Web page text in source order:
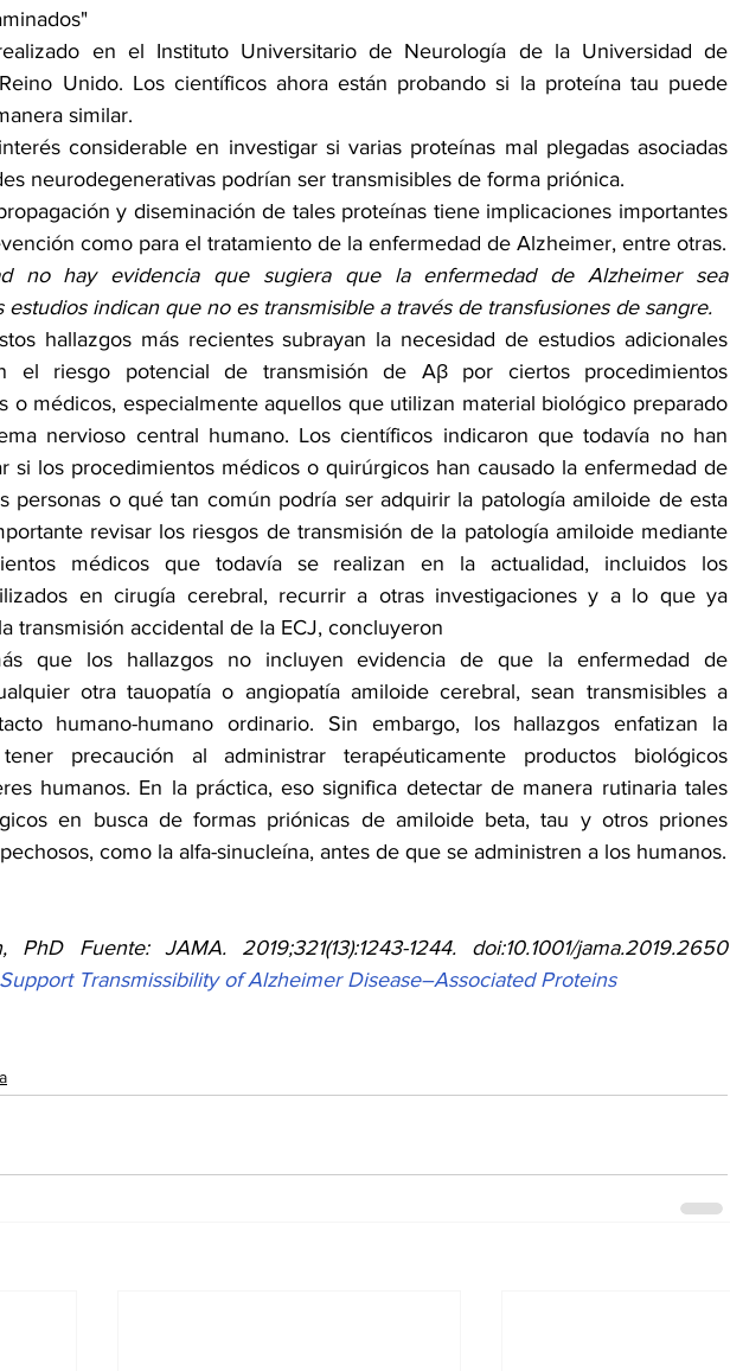
en el Instituto Universitario de Neurología de la Universidad de
Unido. Los científicos ahora están probando si la proteína tau puede
similar.
considerable en investigar si varias proteínas mal plegadas asociadas
neurodegenerativas podrían ser transmisibles de forma priónica.
y diseminación de tales proteínas tiene implicaciones importantes
como para el tratamiento de la enfermedad de Alzheimer, entre otras.
no hay evidencia que sugiera que la enfermedad de Alzheimer sea
estudios indican que no es transmisible a través de transfusiones de sangre.
hallazgos más recientes subrayan la necesidad de estudios adicionales
el riesgo potencial de transmisión de Aβ por ciertos procedimientos
o médicos, especialmente aquellos que utilizan material biológico preparado
nervioso central humano. Los científicos indicaron que todavía no han
si los procedimientos médicos o quirúrgicos han causado la enfermedad de
personas o qué tan común podría ser adquirir la patología amiloide de esta
revisar los riesgos de transmisión de la patología amiloide mediante
médicos que todavía se realizan en la actualidad, incluidos los
en cirugía cerebral, recurrir a otras investigaciones y a lo que ya
transmisión accidental de la ECJ, concluyeron
que los hallazgos
no incluyen evidencia de que la enfermedad de
otra tauopatía o angiopatía amiloide cerebral, sean transmisibles a
humano-humano ordinario. Sin embargo, los hallazgos enfatizan la
precaución al administrar terapéuticamente productos biológicos
humanos. En la práctica, eso significa detectar de manera rutinaria tales
en busca de formas priónicas de amiloide beta, tau y otros priones
como la alfa-sinucleína, antes de que se administren a los humanos.
Tracy Hampton, PhD Fuente: JAMA. 2019;321(13):1243-1244. doi:10.1001/jama.2019.2650
Transmissibility of Alzheimer Disease–Associated Proteins